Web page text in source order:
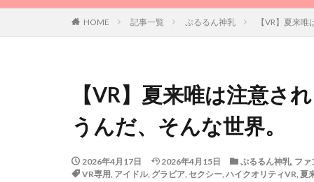
HOME 記事一覧 ぷるるん神乳 【VR】夏来
【VR】夏来唯は注意さ
うんだ、そんな世界。
2026年4月17日 2026年4月15日 ぷるるん神乳, ファ
VR専用, アイドル, グラビア, セクシー, ハイクオリティVR, 夏